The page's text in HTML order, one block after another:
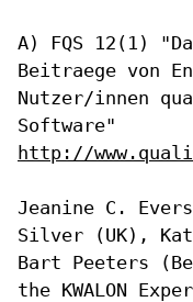
A) FQS 12(1)
Beitraege von
Nutzer/innen
Software"
http://
Jeanine C.
Silver (UK),
Bart Peeters
the KWALON